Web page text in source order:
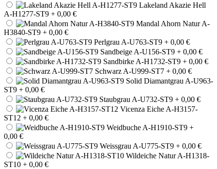
Lakeland Akazie Hell
A-H1277-ST9 + 0,00 €
Mandal Ahorn Natur A-
H3840-ST9 + 0,00 €
Perlgrau A-U763-ST9 + 0,00 €
Sandbeige A-U156-ST9 + 0,00 €
Sandbirke A-H1732-ST9 + 0,00 €
Schwarz A-U999-ST7 + 0,00 €
Solid Diamantgrau A-U963-
ST9 + 0,00 €
Staubgrau A-U732-ST9 + 0,00 €
Vicenza Eiche A-H3157-
ST12 + 0,00 €
Weidbuche A-H1910-ST9 +
0,00 €
Weissgrau A-U775-ST9 + 0,00 €
Wildeiche Natur A-H1318-
ST10 + 0,00 €